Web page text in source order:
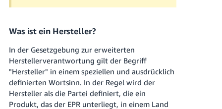
Was ist ein Hersteller?
In der Gesetzgebung zur erweiterten
Herstellerverantwortung gilt der Begriff
"Hersteller" in einem speziellen und ausdrücklich
definierten Wortsinn. In der Regel wird der
Hersteller als die Partei definiert, die ein
Produkt, das der EPR unterliegt, in einem Land